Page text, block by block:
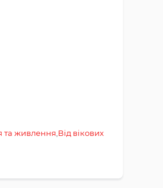
та живлення,Від вікових